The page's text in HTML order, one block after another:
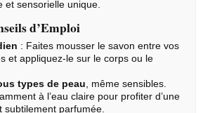
et sensorielle unique.
d’Emploi
: Faites mousser le savon entre vos
et appliquez-le sur le corps ou le
types de peau, même sensibles.
à l’eau claire pour profiter d’une
subtilement parfumée.